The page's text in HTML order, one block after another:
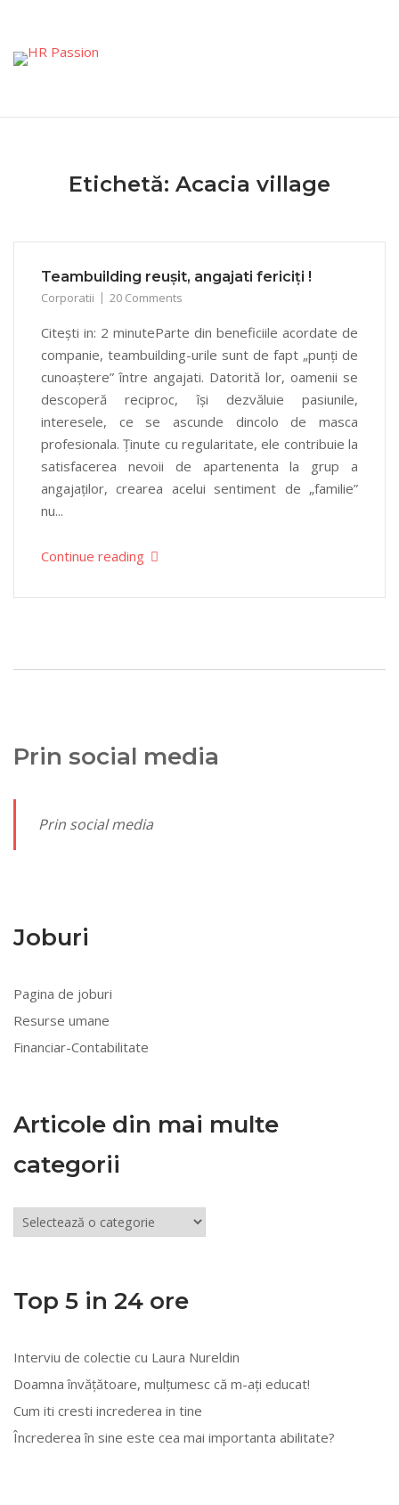
content
Etichetă: Acacia village
Teambuilding reușit, angajati fericiți !
Corporatii 20 Comments
Citești in: 2 minuteParte din beneficiile acordate de
companie, teambuilding-urile sunt de fapt „punți de
cunoaștere” între angajati. Datorită lor, oamenii se
descoperă reciproc, își dezvăluie pasiunile,
interesele, ce se ascunde dincolo de masca
profesionala. Ținute cu regularitate, ele contribuie la
satisfacerea nevoii de apartenenta la grup a
angajaților, crearea acelui sentiment de „familie”
nu...
Continue reading
Prin social media
Prin social media
Joburi
Pagina de joburi
Resurse umane
Financiar-Contabilitate
Articole din mai multe
categorii
Articole
din
categorii
Top 5 in 24 ore
Interviu de colectie cu Laura Nureldin
Doamna învățătoare, mulțumesc că m-ați educat!
Cum iti cresti increderea in tine
Încrederea în sine este cea mai importanta abilitate?